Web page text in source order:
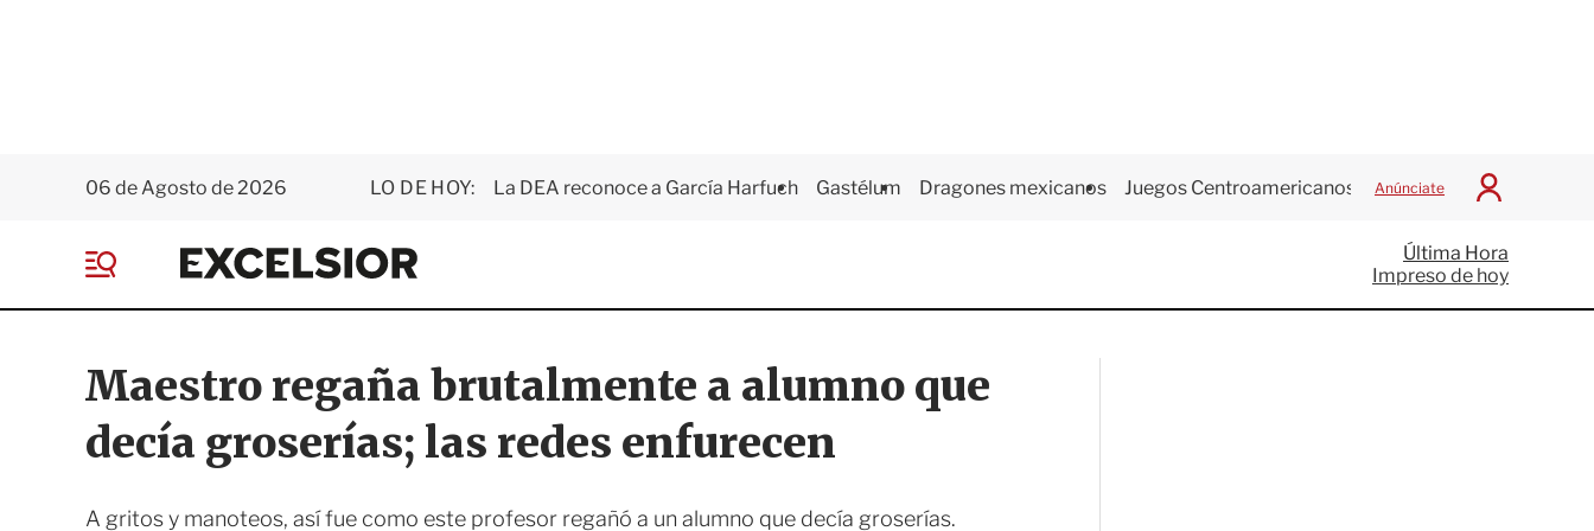
06 de Agosto de 2026 LO DE HOY: La DEA reconoce a García Harfuch Gastélum Dragones mexicanos Juegos Centroamericanos Anúnciate
I
c
i
a
E
x
e
i
o
e
Última Hora
Impreso de hoy
Maestro regaña brutalmente a alumno que
decía groserías; las redes enfurecen
A gritos y manoteos, así fue como este profesor regañó a un alumno que decía groserías.